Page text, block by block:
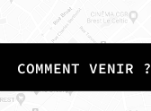
COMMENT VENIR ?